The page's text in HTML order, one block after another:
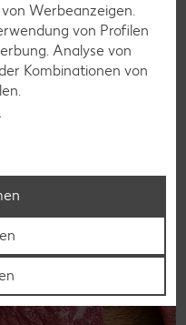
Braten oder Grillen.
enthalten sie eigentlich
Werbeanzeigen.
von Profilen
Analyse von
Kombinationen von